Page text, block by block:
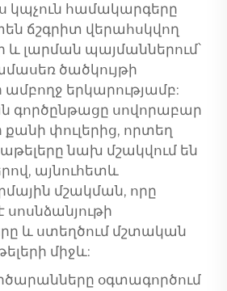
կպչուն համակարգերը
ճշգրիտ վերահսկվող
լարման պայմաններում՝
ծածկույթի
ամբողջ երկարությամբ:
գործընթացը սովորաբար
փուլերից, որտեղ
նախ մշակվում են
այնուհետև
մշակման, որը
և ստեղծում մշտական
միջև:
օգտագործում